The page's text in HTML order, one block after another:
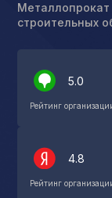
строительных
5.0
Рейтинг
4.8
Рейтинг